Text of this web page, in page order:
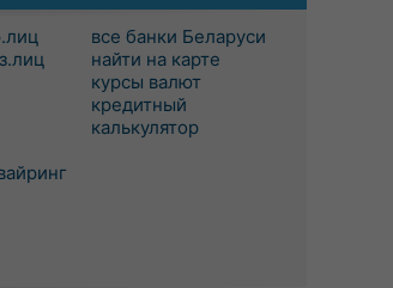
все банки Беларуси
найти на карте
курсы валют
кредитный
калькулятор